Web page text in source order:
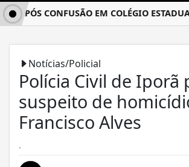
CONFUSÃO EM COLÉGIO ESTADUAL
Notícias/Policial
Polícia Civil de Iporã
suspeito de
Francisco Alves
.